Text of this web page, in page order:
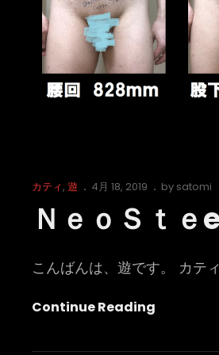
Cat
カティ, 遊
Posted
4月 18, 2019 by satomi
ＮｅｏＳｔ
こんばんは、遊です。 カテ
Continue Reading
Ｏ